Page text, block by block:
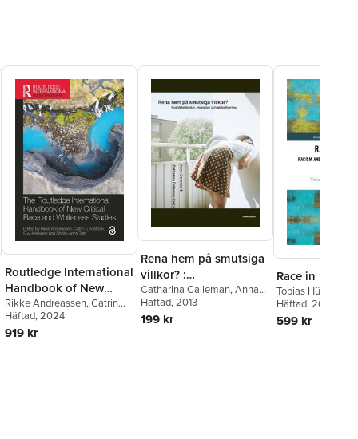
Routledge International
Handbook of New
Critical Race and
Whiteness Studies
Rikke Andreassen,Catrin
Lundström,Suvi Keskinen
Shirley Anne Tate
Häftad, 2024
919 kr
Rena hem på smutsiga
villkor? :
hushållstjänster,
migration och
globalisering
Catharina Calleman,Anna
Gavanas,Elin Kvist
Lundström
Oksana Shmulyar
Häftad, 2013
199 kr
Race in
Tobias Hübinette
Lundström
Häftad, 2024
599 kr